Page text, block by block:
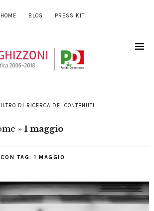
HOME BLOG PRESS KIT
DI RICERCA DEI CONTENUTI
» 1 maggio
TAG: 1 MAGGIO